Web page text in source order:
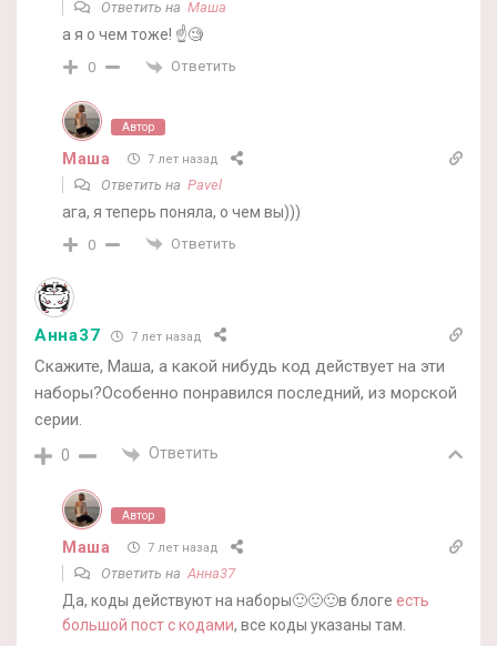
Ответить на Маша
а я о чем тоже! ☝️🧐
0 Ответить
Автор
Маша 7 лет назад
Ответить на Pavel
ага, я теперь поняла, о чем вы)))
0 Ответить
Анна37 7 лет назад
Скажите, Маша, а какой нибудь код действует на эти
наборы?Особенно понравился последний, из морской
серии.
0 Ответить
Автор
Маша 7 лет назад
Ответить на Анна37
Да, коды действуют на наборы🙂🙂🙂в блоге есть
большой пост с кодами, все коды указаны там.